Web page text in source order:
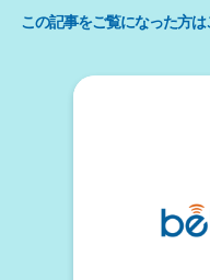
この記事をご覧になった方